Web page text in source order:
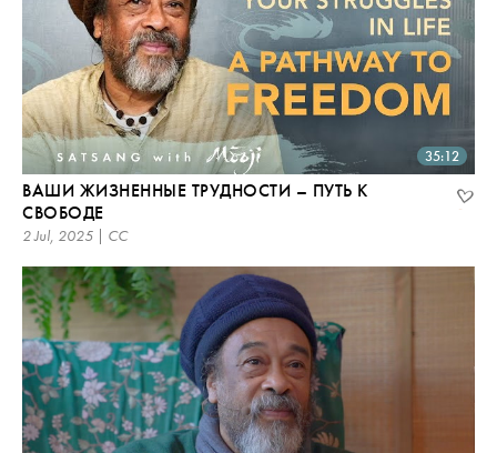
35:12
ВАШИ ЖИЗНЕННЫЕ ТРУДНОСТИ – ПУТЬ К
СВОБОДЕ
2 Jul, 2025 | CC